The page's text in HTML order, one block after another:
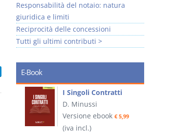
Responsabilità del notaio: natura
giuridica e limiti
Reciprocità delle concessioni
Tutti gli ultimi contributi >
E-Book
I Singoli Contratti
D. Minussi
Versione ebook € 5,99
(iva incl.)